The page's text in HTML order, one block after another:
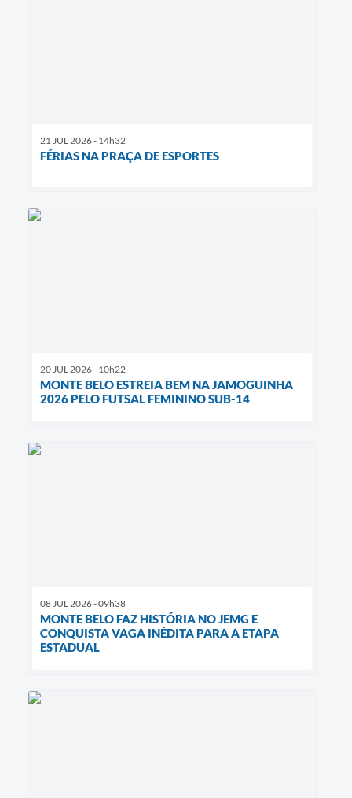
21 JUL 2026 - 14h32
FÉRIAS NA PRAÇA DE ESPORTES
20 JUL 2026 - 10h22
MONTE BELO ESTREIA BEM NA JAMOGUINHA
2026 PELO FUTSAL FEMININO SUB-14
08 JUL 2026 - 09h38
MONTE BELO FAZ HISTÓRIA NO JEMG E
CONQUISTA VAGA INÉDITA PARA A ETAPA
ESTADUAL